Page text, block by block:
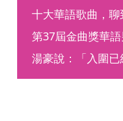
十大華語歌曲，聊
第37屆金曲獎華
湯豪說：「入圍已